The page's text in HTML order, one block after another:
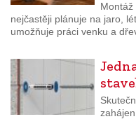
nejčastěji plánuje na jaro,
umožňuje práci venku a